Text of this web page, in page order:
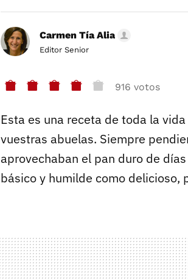
Carmen Tía Alia
Editor Senior
916 votos
Esta es una receta de toda la
vuestras abuelas. Siempre
aprovechaban el pan duro de
básico y humilde como